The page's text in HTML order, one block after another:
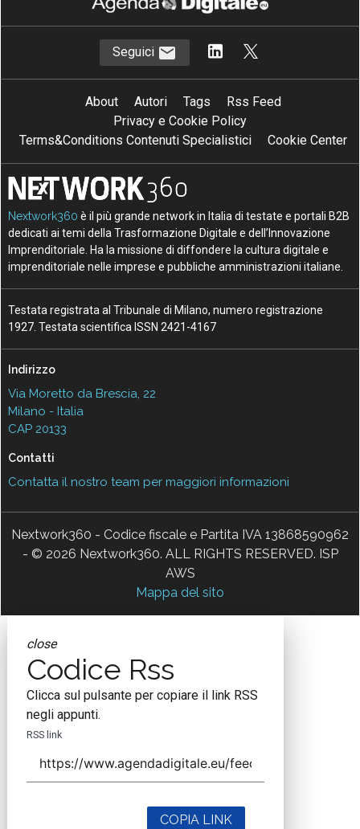
Seguici
About Autori Tags
Rss Feed
Privacy e Cookie Policy
Terms&Conditions Contenuti Specialistici
Cookie Center
Nextwork360 è il più grande network in Italia di testate e portali B2B
dedicati ai temi della Trasformazione Digitale e dell’Innovazione
Imprenditoriale. Ha la missione di diffondere la cultura digitale e
imprenditoriale nelle imprese e pubbliche amministrazioni italiane.
Testata registrata al Tribunale di Milano, numero registrazione
1927. Testata scientifica ISSN 2421-4167
Indirizzo
Via Moretto da Brescia, 22
Milano - Italia
CAP 20133
Contatti
Contatta il nostro team per maggiori informazioni
Nextwork360 - Codice fiscale e Partita IVA 13868590962
- © 2026 Nextwork360. ALL RIGHTS RESERVED. ISP
AWS
Mappa del sito
close
Codice Rss
Clicca sul pulsante per copiare il link RSS
negli appunti.
RSS link
COPIA LINK